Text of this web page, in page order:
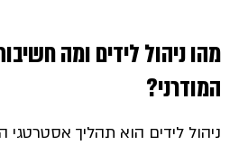
מהו ניהול לידים ומה
המודרני?
ניהול לידים הוא תהליך אסטרטגי